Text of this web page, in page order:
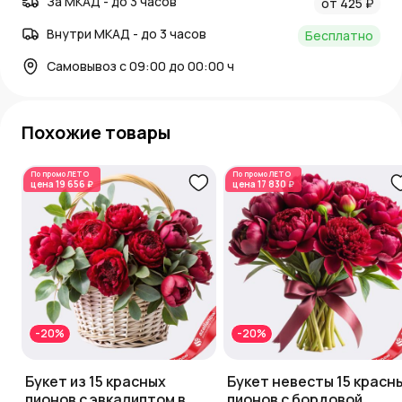
Внутри МКАД - до 3 часов
Бесплатно
Самовывоз с 09:00 до 00:00 ч
Похожие товары
По промоЛЕТО
цена 19 656 ₽
-20%
Букет из 15 красных
По промоЛЕТО
цена 17 830 ₽
-20%
Букет невесты 15